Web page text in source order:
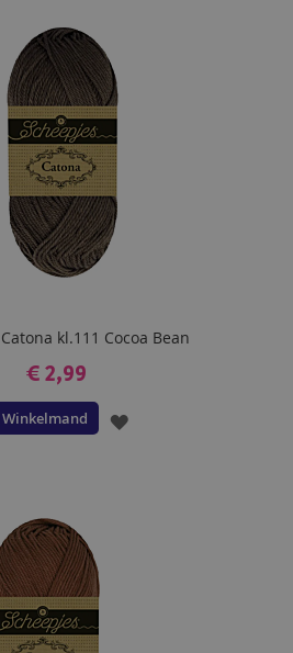
kl.111 Cocoa Bean
€ 2,99
Winkelmand
VOEG